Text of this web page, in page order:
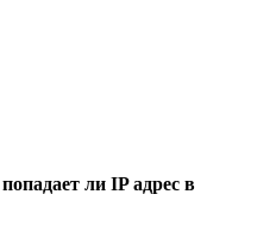
ли IP адрес в